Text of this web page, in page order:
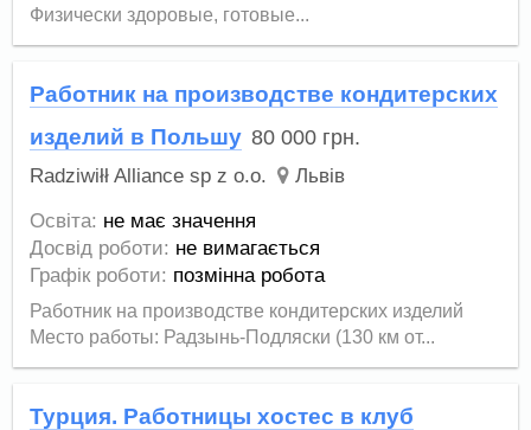
Физически здоровые, готовые...
Работник на производстве кондитерских
изделий в Польшу 80 000 грн.
Radziwiłł Alliance sp z o.o. Львів
Освіта: не має значення
Досвід роботи: не вимагається
Графік роботи: позмінна робота
Работник на производстве кондитерских изделий
Место работы: Радзынь-Подляски (130 км от...
Турция. Работницы хостес в клуб